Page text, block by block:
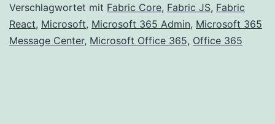
Verschlagwortet mit Fabric Core, Fabric JS, Fabric
React, Microsoft, Microsoft 365 Admin, Microsoft 365
Message Center, Microsoft Office 365, Office 365